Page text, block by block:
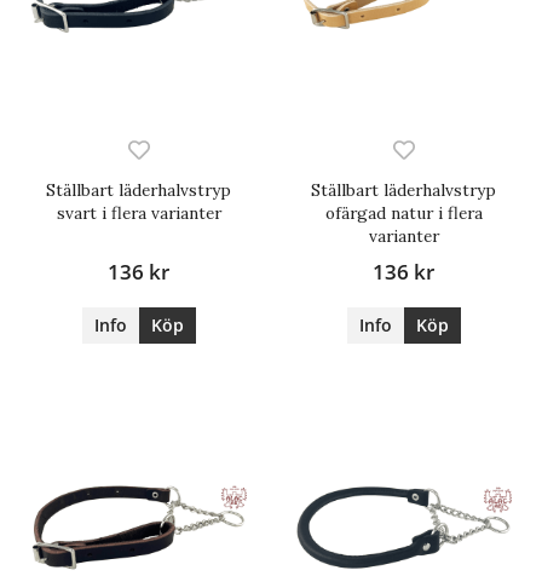
Ställbart läderhalvstryp
svart i flera varianter
136 kr
Info Köp
Ställbart läderhalvstryp
ofärgad natur i flera
varianter
136 kr
Info Köp